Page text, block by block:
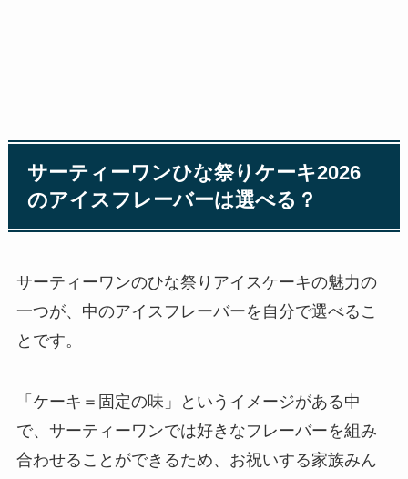
サーティーワンひな祭りケーキ2026
のアイスフレーバーは選べる？
サーティーワンのひな祭りアイスケーキの魅力の
一つが、中のアイスフレーバーを自分で選べるこ
とです。
「ケーキ＝固定の味」というイメージがある中
で、サーティーワンでは好きなフレーバーを組み
合わせることができるため、お祝いする家族みん